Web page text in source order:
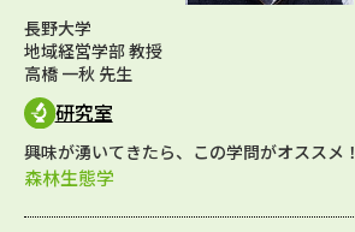
長野大学
地域経営学部 教授
高橋 一秋 先生
研究室
興味が湧いてきたら、この学問がオススメ！
森林生態学